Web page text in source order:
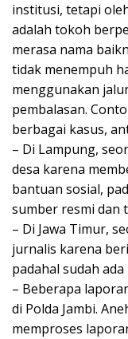
institusi, tetapi
adalah tokoh
merasa nama
tidak menempuh
menggunakan
pembalasan.
berbagai kasus,
– Di Lampung,
desa karena
bantuan sosial,
sumber resmi dan
– Di Jawa Timur,
jurnalis karena
padahal sudah
– Beberapa
di Polda Jambi.
memproses